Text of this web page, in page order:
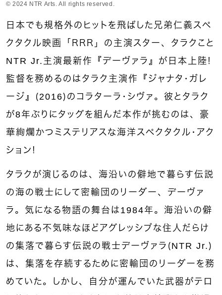
© 2024 NTR Arts. All rights reserved.
日本でも規格外のヒットを飛ばした兄弟仁義スペ
クタクル映画「ＲＲＲ」の主演スター、タラクこと
NTR Jr.主演最新作『デーヴァラ』が日本上陸！
監督を務めるのはタラク主演作『ジャナタ・ガレ
ージ』（2016）のコラターラ・シヴァ。彼とタラク
が8年ぶりにタッグを組んだ本作が挑むのは、豪
華絢爛かつミステリアスな海洋スペクタクル・アク
ション！
タラクが演じるのは、海沿いの僻地で暮らす伝説
の海の戦士にして密輸団のリーダー、デーヴァ
ラ。 気になる物語の舞台は1984年。海沿いの僻
地にある不気味なほどアグレッシブな住人だらけ
の集落で暮らす伝説の戦士デーヴァラ（NTR Jr.）
は、集落を存続するために密輸団のリーダーを務
めていた。しかし、自分が運んでいた武器がテロ